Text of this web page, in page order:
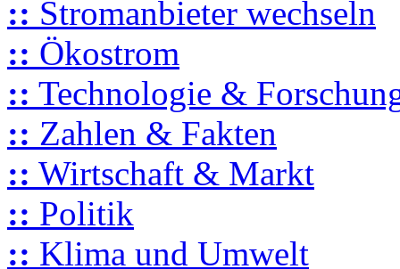
:: Stromanbieter wechseln
:: Ökostrom
:: Technologie &
:: Zahlen & Fakten
:: Wirtschaft & Markt
:: Politik
:: Klima und Umwelt